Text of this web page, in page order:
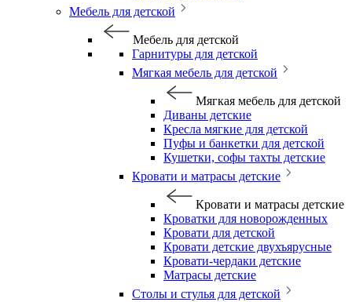
Мебель для детской
Мебель для детской
Гарнитуры для детской
Мягкая мебель для детской
Мягкая мебель для детской
Диваны детские
Кресла мягкие для детской
Пуфы и банкетки для детской
Кушетки, софы тахты детские
Кровати и матрасы детские
Кровати и матрасы детские
Кроватки для новорожденных
Кровати для детской
Кровати детские двухъярусные
Кровати-чердаки детские
Матрасы детские
Столы и стулья для детской